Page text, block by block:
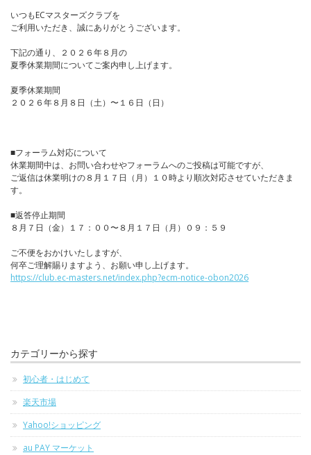
いつもECマスターズクラブを
ご利用いただき、誠にありがとうございます。
下記の通り、２０２６年８月の
夏季休業期間についてご案内申し上げます。
夏季休業期間
２０２６年８月８日（土）〜１６日（日）
■フォーラム対応について
休業期間中は、お問い合わせやフォーラムへのご投稿は可能ですが、
ご返信は休業明けの８月１７日（月）１０時より順次対応させていただきま
す。
■返答停止期間
８月７日（金）１７：００〜８月１７日（月）０９：５９
ご不便をおかけいたしますが、
何卒ご理解賜りますよう、お願い申し上げます。
https://club.ec-masters.net/index.php?ecm-notice-obon2026
カテゴリーから探す
初心者・はじめて
楽天市場
Yahoo!ショッピング
au PAY マーケット